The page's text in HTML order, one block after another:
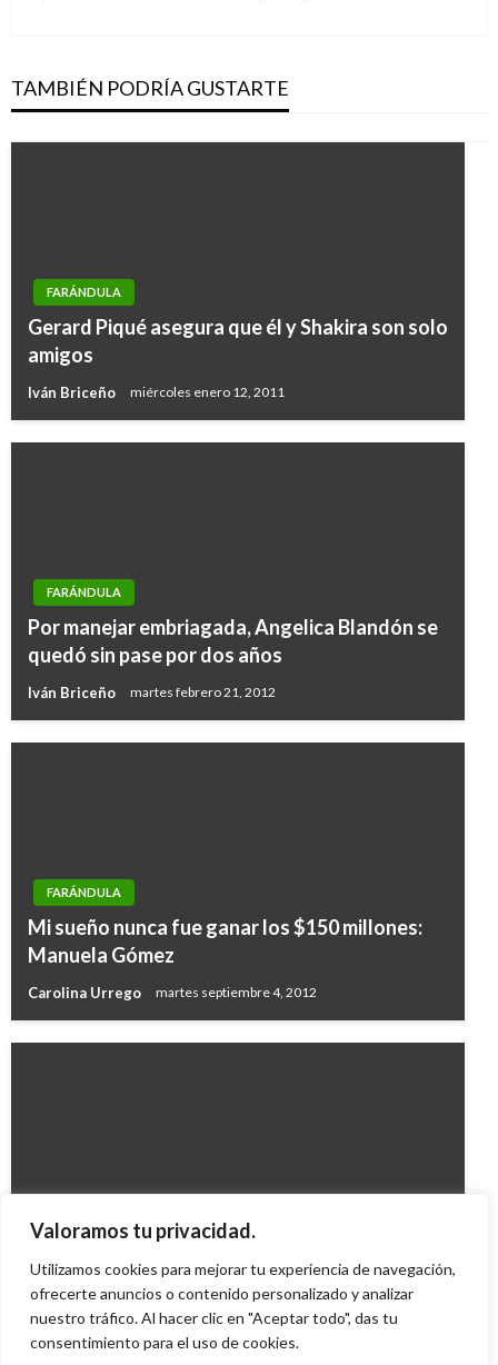
Valoramos tu privacidad.
Utilizamos cookies para mejorar tu experiencia de navegación,
ofrecerte anuncios o contenido personalizado y analizar
nuestro tráfico. Al hacer clic en "Aceptar todo", das tu
consentimiento para el uso de cookies.
TAMBIÉN PODRÍA GUSTARTE
FARÁNDULA
Gerard Piqué asegura que él y Shakira son solo
amigos
Iván Briceño miércoles enero 12, 2011
FARÁNDULA
Por manejar embriagada, Angelica Blandón se
quedó sin pase por dos años
Iván Briceño martes febrero 21, 2012
FARÁNDULA
Mi sueño nunca fue ganar los $150 millones:
Manuela Gómez
Carolina Urrego martes septiembre 4, 2012
FARÁNDULA
Iván Briceño miércoles febrero 10, 2010